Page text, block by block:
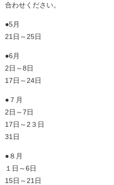
合わせください。
●5月
21日～25日
●6月
2日～8日
17日～24日
●７月
2日～7日
17日～2３日
31日
●８月
１日～6日
15日～21日